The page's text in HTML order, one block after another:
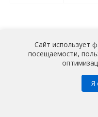
© 2026 |
Сайт использует
посещаемости,
Я